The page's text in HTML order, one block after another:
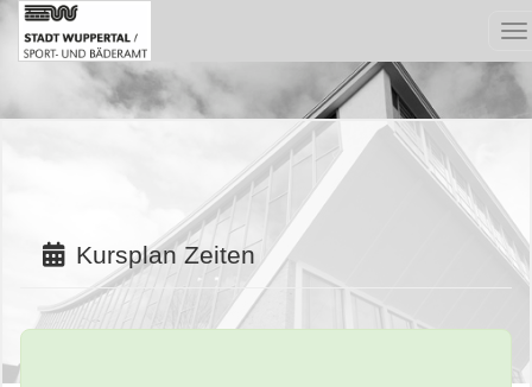
Kursplan Zeiten